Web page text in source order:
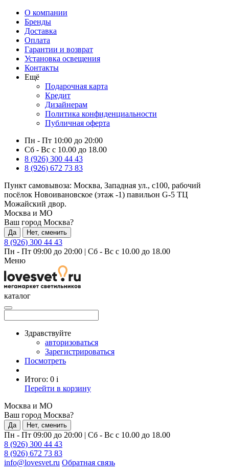
О компании
Бренды
Доставка
Оплата
Гарантии и возврат
Установка освещения
Контакты
Ещё
Подарочная карта
Кредит
Дизайнерам
Политика конфиденциальности
Публичная оферта
Пн - Пт 10:00 до 20:00
Сб - Вс с 10.00 до 18.00
8 (926) 300 44 43
8 (926) 672 73 83
Пункт самовывоза: Москва, Западная ул., с100, рабочий
посёлок Новоивановское (этаж -1) павильон G-5 ТЦ
Можайский двор.
Москва и МО
Ваш город Москва?
Да Нет, сменить
8 (926) 300 44 43
Пн - Пт 09:00 до 20:00 | Сб - Вс с 10.00 до 18.00
Меню
каталог
Здравствуйте
авторизоваться
Зарегистрироваться
Посмотреть
Итого: 0 i
Перейти в корзину
Москва и МО
Ваш город Москва?
Да Нет, сменить
Пн - Пт 09:00 до 20:00 | Сб - Вс с 10.00 до 18.00
8 (926) 300 44 43
8 (926) 672 73 83
info@lovesvet.ru Обратная связь